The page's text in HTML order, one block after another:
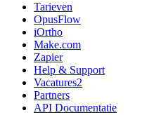
Tarieven
OpusFlow
iOrtho
Make.com
Zapier
Help & Support
Vacatures2
Partners
API Documentatie